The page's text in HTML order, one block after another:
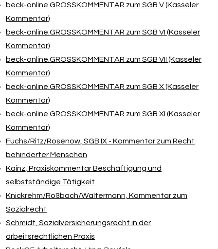
beck-online.GROSSKOMMENTAR zum SGB V (Kasseler
Kommentar)
beck-online.GROSSKOMMENTAR zum SGB VI (Kasseler
Kommentar)
beck-online.GROSSKOMMENTAR zum SGB VII (Kasseler
Kommentar)
beck-online.GROSSKOMMENTAR zum SGB X (Kasseler
Kommentar)
beck-online.GROSSKOMMENTAR zum SGB XI (Kasseler
Kommentar)
Fuchs/​Ritz/​Rosenow, SGB IX - Kommentar zum Recht
behinderter Menschen
Kainz, Praxiskommentar Beschäftigung und
selbstständige Tätigkeit
Knickrehm/​Roßbach/​Waltermann, Kommentar zum
Sozialrecht
Schmidt, Sozialversicherungsrecht in der
arbeitsrechtlichen Praxis